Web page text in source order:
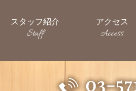
スタッフ紹介
Staff
アクセス
Access
Access
Reservation